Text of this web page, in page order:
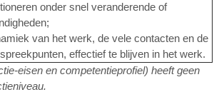
onder snel veranderende of
van het werk, de vele contacten en de
effectief te blijven in het werk.
eisen en competentieprofiel) heeft geen